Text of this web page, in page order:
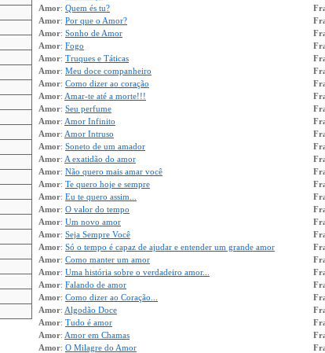
Amor: Quem és tu?
Amor: Por que o Amor?
Amor: Sonho de Amor
Amor: Fogo
Amor: Truques e Táticas
Amor: Meu doce companheiro
Amor: Como dizer ao coração
Amor: Amar-te até a morte!!!
Amor: Seu perfume
Amor: Amor Infinito
Amor: Amor Intruso
Amor: Soneto de um amador
Amor: A exatidão do amor
Amor: Não quero mais amar você
Amor: Te quero hoje e sempre
Amor: Eu te quero assim...
Amor: O valor do tempo
Amor: Um novo amor
Amor: Seja Sempre Você
Amor: Só o tempo é capaz de ajudar e entender um grande amor
Amor: Como manter um amor
Amor: Uma história sobre o verdadeiro amor...
Amor: Falando de amor
Amor: Como dizer ao Coração...
Amor: Algodão Doce
Amor: Tudo é amor
Amor: Amor em Chamas
Amor: O Milagre do Amor